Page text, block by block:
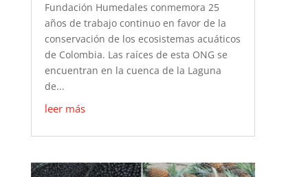
Fundación Humedales conmemora 25
años de trabajo continuo en favor de la
conservación de los ecosistemas acuáticos
de Colombia. Las raíces de esta ONG se
encuentran en la cuenca de la Laguna
de...
leer más